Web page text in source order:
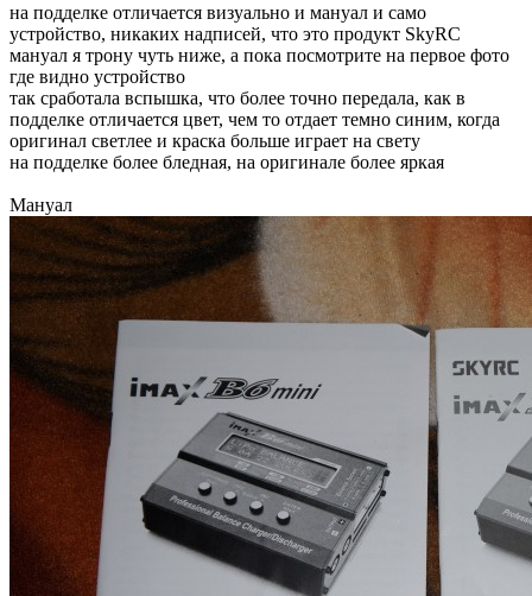
на подделке отличается визуально и мануал и само
устройство, никаких надписей, что это продукт SkyRC
мануал я трону чуть ниже, а пока посмотрите на первое фото
где видно устройство
так сработала вспышка, что более точно передала, как в
подделке отличается цвет, чем то отдает темно синим, когда
оригинал светлее и краска больше играет на свету
на подделке более бледная, на оригинале более яркая
Мануал